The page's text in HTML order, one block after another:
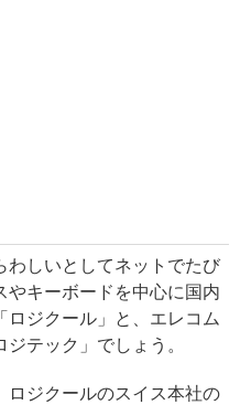
わしいとしてネットでたび
やキーボードを中心に国内
ロジクール」と、エレコム
テック」でしょう。
ロジクールのスイス本社の